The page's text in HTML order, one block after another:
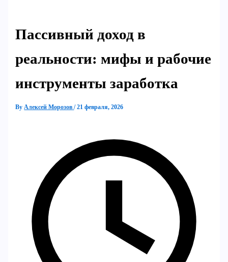
Пассивный доход в
реальности: мифы и рабочие
инструменты заработка
ByАлексей Морозов/21 февраля, 2026